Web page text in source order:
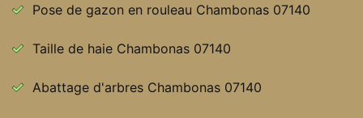
Pose de gazon en rouleau Chambonas 07140
Taille de haie Chambonas 07140
Abattage d'arbres Chambonas 07140